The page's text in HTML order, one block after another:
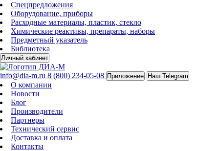
Спецпредложения
Оборудование, приборы
Расходные материалы, пластик, стекло
Химические реактивы, препараты, наборы
Предметный указатель
Библиотека
Личный кабинет
info@dia-m.ru 8 (800) 234-05-08 Приложение Наш Telegram
О компании
Новости
Блог
Производители
Партнеры
Технический сервис
Доставка и оплата
Контакты